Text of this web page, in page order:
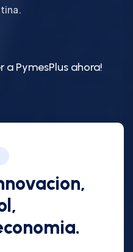
a PymesPlus ahora!